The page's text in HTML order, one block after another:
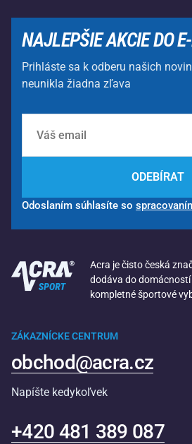
NAJLEPŠIE AKCIE DO
Prihláste sa k odberu našich
neunikla žiadna zľava
ODEBÍRAT
Odoslaním súhlasíte so
Acra je čisto česká
dodáva do domácností
kompletné športové
ZÁKAZNÍCKE CENTRUM
obchod@acra.cz
Napíšte kedykoľvek
+420 481 389 087